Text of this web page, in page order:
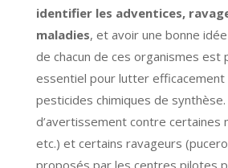
identifier les adventices,
maladies, et avoir une bonne
de chacun de ces organismes est
essentiel pour lutter efficacement
pesticides chimiques de
d’avertissement contre certaines
etc.) et certains ravageurs
proposés par les centres pilotes